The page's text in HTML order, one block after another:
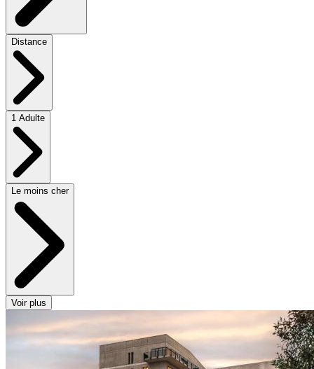
Distance
1 Adulte
Le moins cher
Voir plus